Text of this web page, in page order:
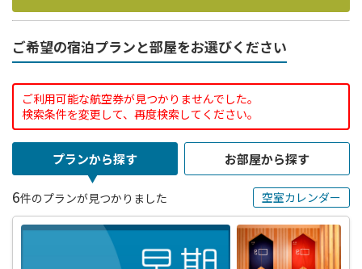
ご希望の宿泊プランと部屋をお選びください
ご利用可能な航空券が見つかりませんでした。
検索条件を変更して、再度検索してください。
プランから探す お部屋から探す
6件のプランが見つかりました 空室カレンダー